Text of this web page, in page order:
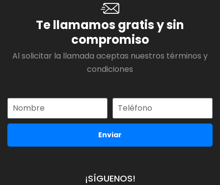
Te llamamos gratis y sin
compromiso
Al solicitar la llamada aceptas nuestros términos y
condiciones
Enviar
¡SÍGUENOS!